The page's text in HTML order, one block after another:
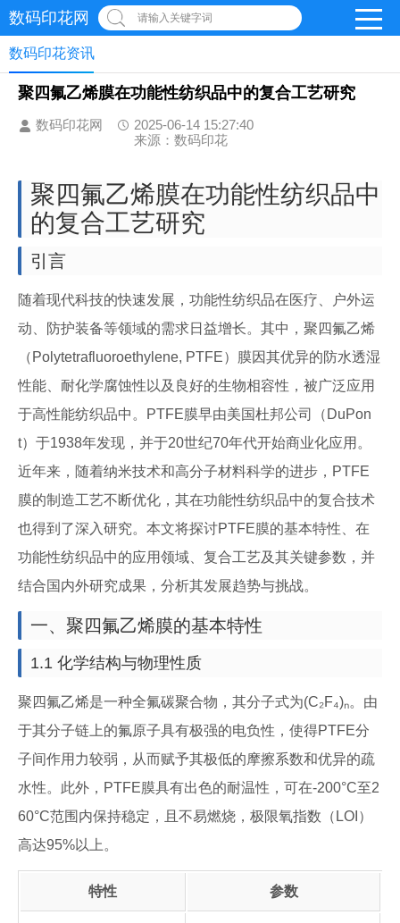
数码印花网 请输入关键字词
数码印花资讯
聚四氟乙烯膜在功能性纺织品中的复合工艺研究
数码印花网
2025-06-14 15:27:40
来源：数码印花
聚四氟乙烯膜在功能性纺织品中
的复合工艺研究
引言
随着现代科技的快速发展，功能性纺织品在医疗、户外运
动、防护装备等领域的需求日益增长。其中，聚四氟乙烯
（Polytetrafluoroethylene, PTFE）膜因其优异的防水透湿
性能、耐化学腐蚀性以及良好的生物相容性，被广泛应用
于高性能纺织品中。PTFE膜早由美国杜邦公司（DuPon
t）于1938年发现，并于20世纪70年代开始商业化应用。
近年来，随着纳米技术和高分子材料科学的进步，PTFE
膜的制造工艺不断优化，其在功能性纺织品中的复合技术
也得到了深入研究。本文将探讨PTFE膜的基本特性、在
功能性纺织品中的应用领域、复合工艺及其关键参数，并
结合国内外研究成果，分析其发展趋势与挑战。
一、聚四氟乙烯膜的基本特性
1.1 化学结构与物理性质
聚四氟乙烯是一种全氟碳聚合物，其分子式为(C₂F₄)ₙ。由
于其分子链上的氟原子具有极强的电负性，使得PTFE分
子间作用力较弱，从而赋予其极低的摩擦系数和优异的疏
水性。此外，PTFE膜具有出色的耐温性，可在-200°C至2
60°C范围内保持稳定，且不易燃烧，极限氧指数（LOI）
高达95%以上。
特性 参数